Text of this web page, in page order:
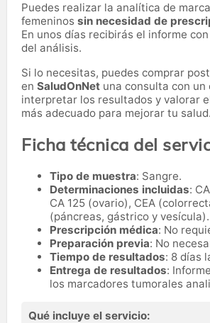
Puedes realizar la analítica de
femeninos sin necesidad de
En unos días recibirás el informe
del análisis.
Si lo necesitas, puedes comprar
en SaludOnNet una consulta con
interpretar los resultados y valorar
más adecuado para mejorar tu salud.
Ficha técnica del
Tipo de muestra: Sangre.
Determinaciones incluidas:
CA 125 (ovario), CEA
(páncreas, gástrico y vesícula).
Prescripción médica: No
Preparación previa: No
Tiempo de resultados: 8 días
Entrega de resultados:
los marcadores tumorales
Qué incluye el servicio: